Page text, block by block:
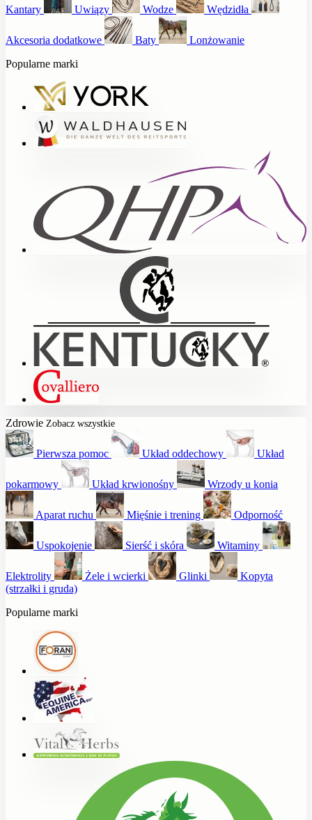
Kantary Uwiązy Wodze Wędzidła
Akcesoria dodatkowe Baty
Lonżowanie
Popularne marki
Zdrowie Zobacz wszystkie
Pierwsza pomoc Układ oddechowy Układ
pokarmowy Układ krwionośny Wrzody u konia
Aparat ruchu Mięśnie i trening Odporność
Uspokojenie Sierść i skóra Witaminy
Elektrolity Żele i wcierki Glinki
Kopyta
(strzałki i gruda)
Popularne marki